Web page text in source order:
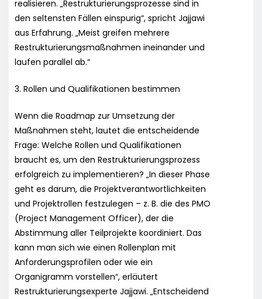
realisieren. „Restrukturierungsprozesse sind in
den seltensten Fällen einspurig“, spricht Jajjawi
aus Erfahrung. „Meist greifen mehrere
Restrukturierungsmaßnahmen ineinander und
laufen parallel ab.“
3. Rollen und Qualifikationen bestimmen
Wenn die Roadmap zur Umsetzung der
Maßnahmen steht, lautet die entscheidende
Frage: Welche Rollen und Qualifikationen
braucht es, um den Restrukturierungsprozess
erfolgreich zu implementieren? „In dieser Phase
geht es darum, die Projektverantwortlichkeiten
und Projektrollen festzulegen – z. B. die des PMO
(Project Management Officer), der die
Abstimmung aller Teilprojekte koordiniert. Das
kann man sich wie einen Rollenplan mit
Anforderungsprofilen oder wie ein
Organigramm vorstellen“, erläutert
Restrukturierungsexperte Jajjawi. „Entscheidend